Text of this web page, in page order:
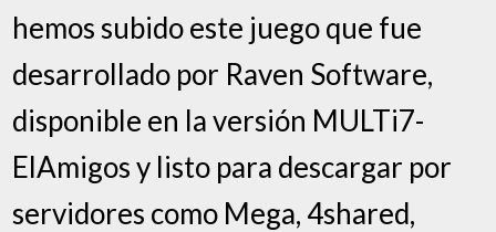
hemos subido este juego que fue
desarrollado por Raven Software,
disponible en la versión MULTi7-
ElAmigos y listo para descargar por
servidores como Mega, 4shared,